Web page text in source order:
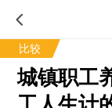
比较
城镇职工